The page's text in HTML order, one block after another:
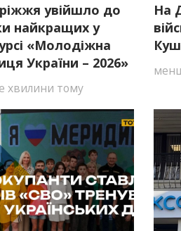
увійшло до
найкращих у
«Молодіжна
України – 2026»
хвилини тому
На